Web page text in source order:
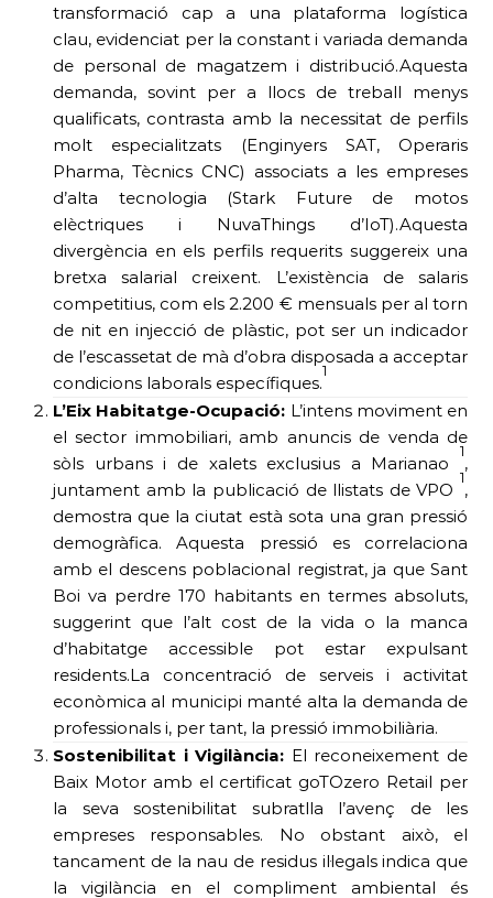
transformació cap a una plataforma logística
clau, evidenciat per la constant i variada demanda
de personal de magatzem i distribució.Aquesta
demanda, sovint per a llocs de treball menys
qualificats, contrasta amb la necessitat de perfils
molt especialitzats (Enginyers SAT, Operaris
Pharma, Tècnics CNC) associats a les empreses
d’alta tecnologia (Stark Future de motos
elèctriques i NuvaThings d’IoT).Aquesta
divergència en els perfils requerits suggereix una
bretxa salarial creixent. L’existència de salaris
competitius, com els 2.200 € mensuals per al torn
de nit en injecció de plàstic, pot ser un indicador
de l’escassetat de mà d’obra disposada a acceptar
condicions laborals específiques.
1
L’Eix Habitatge-Ocupació: L’intens moviment en
el sector immobiliari, amb anuncis de venda de
sòls urbans i de xalets exclusius a Marianao
1
,
juntament amb la publicació de llistats de VPO
1
,
demostra que la ciutat està sota una gran pressió
demogràfica. Aquesta pressió es correlaciona
amb el descens poblacional registrat, ja que Sant
Boi va perdre 170 habitants en termes absoluts,
suggerint que l’alt cost de la vida o la manca
d’habitatge accessible pot estar expulsant
residents.La concentració de serveis i activitat
econòmica al municipi manté alta la demanda de
professionals i, per tant, la pressió immobiliària.
Sostenibilitat i Vigilància: El reconeixement de
Baix Motor amb el certificat goTOzero Retail per
la seva sostenibilitat subratlla l’avenç de les
empreses responsables. No obstant això, el
tancament de la nau de residus il·legals indica que
la vigilància en el compliment ambiental és